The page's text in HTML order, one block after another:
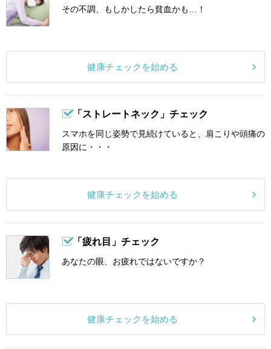
その不調、もしかしたら貧血かも…！
健康チェックを始める
「ストレートネック」チェック
スマホを同じ姿勢で見続けていると、肩こりや頭痛の
原因に・・・
健康チェックを始める
「疲れ目」チェック
あなたの眼、お疲れではないですか？
健康チェックを始める